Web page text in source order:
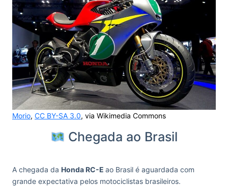
Morio, CC BY-SA 3.0, via Wikimedia Commons
Chegada ao Brasil
A chegada da Honda RC-E ao Brasil é aguardada com
grande expectativa pelos motociclistas brasileiros.